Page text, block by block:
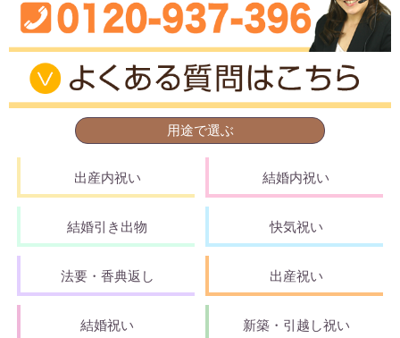
用途で選ぶ
出産内祝い 結婚内祝い
結婚引き出物 快気祝い
法要・香典返し 出産祝い
結婚祝い 新築・引越し祝い